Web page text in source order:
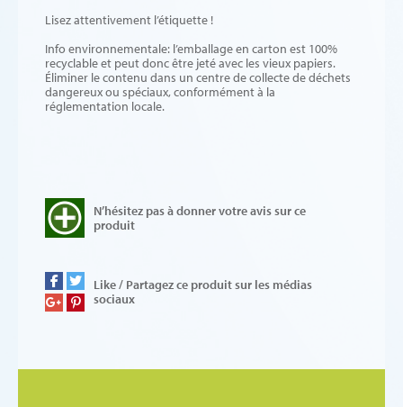
Lisez attentivement l’étiquette !
Info environnementale: l’emballage en carton est 100%
recyclable et peut donc être jeté avec les vieux papiers.
Éliminer le contenu dans un centre de collecte de déchets
dangereux ou spéciaux, conformément à la
réglementation locale.
N’hésitez pas à donner votre avis sur ce
produit
Like / Partagez ce produit sur les médias
sociaux